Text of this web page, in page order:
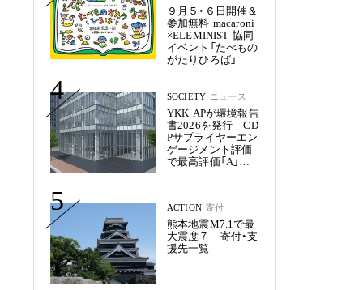
９月５・６日開催＆
参加無料 macaroni
×ELEMINIST 協同
イベント「たべもの
がたりひろば」
4 SOCIETY ニュース
YKK APが環境報告
書2026を発行 CD
Pサプライヤーエン
ゲージメント評価
で最高評価「A」を
5 ACTION 寄付
熊本地震M7.1で最
大震度７ 寄付・支
援先一覧